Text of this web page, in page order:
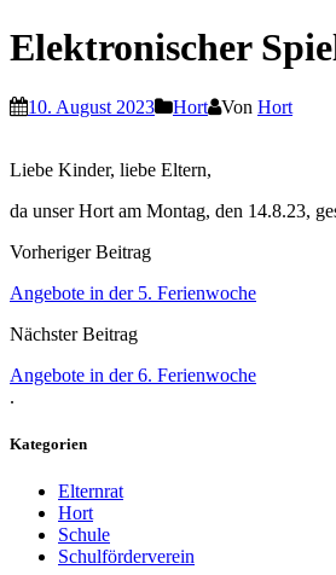
Elektronischer
10. August 2023 Hort Von Hort
Liebe Kinder, liebe Eltern,
da unser Hort am Montag, den 14.8.23,
Vorheriger Beitrag
Angebote in der 5. Ferienwoche
Nächster Beitrag
Angebote in der 6. Ferienwoche
.
Kategorien
Elternrat
Hort
Schule
Schulförderverein